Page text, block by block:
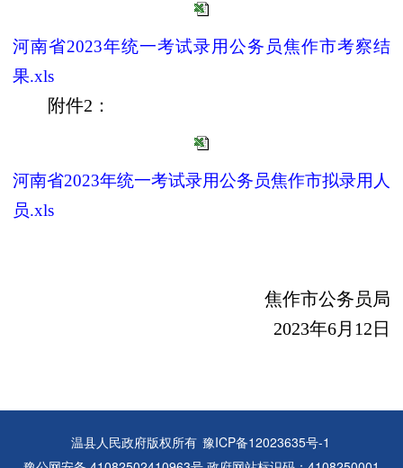
河南省2023年统一考试录用公务员焦作市考察结
果.xls
附件2：
河南省2023年统一考试录用公务员焦作市拟录用人
员.xls
焦作市公务员局
2023年6月12日
温县人民政府版权所有 豫ICP备12023635号-1